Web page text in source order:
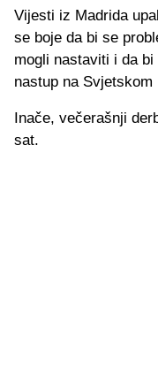
Vijesti iz Madrida
se boje da bi se
mogli nastaviti i da
nastup na Svjetskom
Inače, večerašnji
sat.